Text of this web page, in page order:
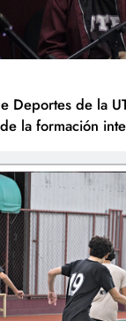
Deportes de la
la formación